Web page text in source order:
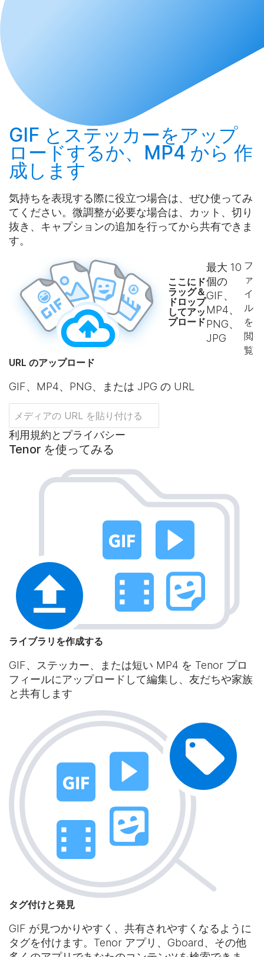
GIF とステッカーをアップ
ロードするか、MP4 から 作
成 します
気持ちを表現する際に役立つ場合は、ぜひ使ってみ
てください。微調整が必要な場合は、カット、切り
抜き、キャプションの追加を行ってから共有できま
す。
ここにド
ラッグ＆
ドロップ
してアッ
プロード
最大 10
個の
GIF、
MP4、
PNG、
JPG
フ
ァ
イ
ル
を
閲
覧
URL のアップロード
GIF、MP4、PNG、または JPG の URL
利用規約とプライバシー
Tenor を使ってみる
ライブラリを作成する
GIF、ステッカー、または短い MP4 を Tenor プロ
フィールにアップロードして編集し、友だちや家族
と共有します
タグ付けと発見
GIF が見つかりやすく、共有されやすくなるように
タグを付けます。Tenor アプリ、Gboard、その他